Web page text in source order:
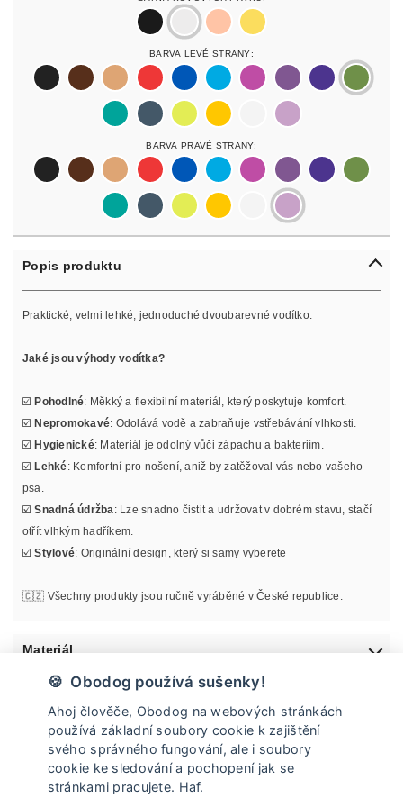
black
silver rosegoldgold
Barva Levé Strany:
black
darkbrownlightbrown
red blue lightbluelightpurplepurpur purple olive
pastelgreen
petrol neonyellow
yellow white lilac
Barva Pravé Strany:
black
darkbrownlightbrown
red blue lightbluelightpurplepurpur purple olive
pastelgreen
petrol neonyellow
yellow white lilac
Popis produktu
Praktické, velmi lehké, jednoduché dvoubarevné vodítko.
Jaké jsou výhody vodítka?
☑️Pohodlné: Měkký a flexibilní materiál, který poskytuje komfort.
☑️Nepromokavé: Odolává vodě a zabraňuje vstřebávání vlhkosti.
☑️Hygienické: Materiál je odolný vůči zápachu a bakteriím.
☑️Lehké: Komfortní pro nošení, aniž by zatěžoval vás nebo vašeho
psa.
☑️Snadná údržba : Lze snadno čistit a udržovat v dobrém stavu, stačí
otřít vlhkým hadříkem.
☑️Stylové: Originální design, který si samy vyberete
🇨🇿 Všechny produkty jsou ručně vyráběné v České republice.
Materiál
Údržba
Doprava a vrácení
🍪 Obodog používá sušenky!
Ahoj člověče, Obodog na webových stránkách
používá základní soubory cookie k zajištění
svého správného fungování, ale i soubory
cookie ke sledování a pochopení jak se
stránkami pracujete. Haf.